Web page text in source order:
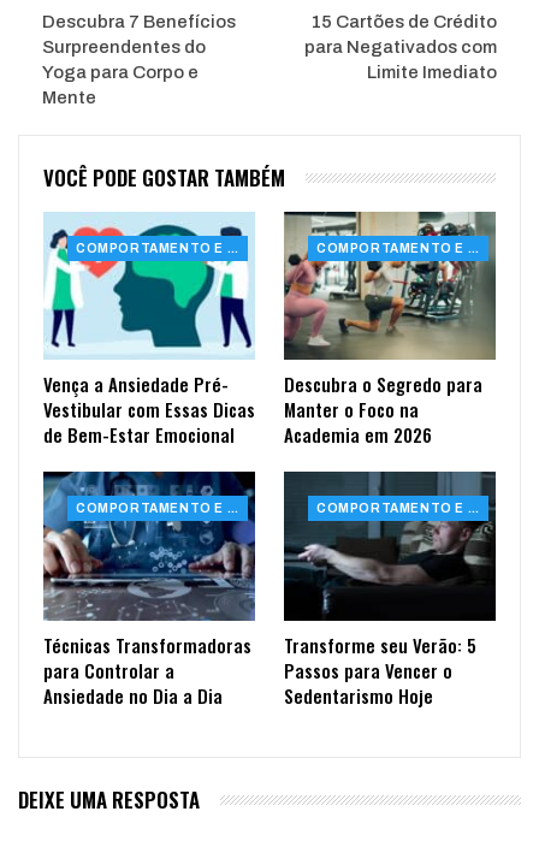
Descubra 7 Benefícios
Surpreendentes do
Yoga para Corpo e
Mente
15 Cartões de Crédito
para Negativados com
Limite Imediato
VOCÊ PODE GOSTAR TAMBÉM
COMPORTAMENTO E SAÚDE
Vença a Ansiedade Pré-
Vestibular com Essas Dicas
de Bem-Estar Emocional
COMPORTAMENTO E SAÚDE
Descubra o Segredo para
Manter o Foco na
Academia em 2026
COMPORTAMENTO E SAÚDE
Técnicas Transformadoras
para Controlar a
Ansiedade no Dia a Dia
COMPORTAMENTO E SAÚDE
Transforme seu Verão: 5
Passos para Vencer o
Sedentarismo Hoje
DEIXE UMA RESPOSTA